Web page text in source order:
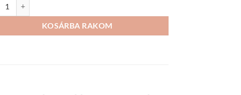
KOSÁRBA RAKOM